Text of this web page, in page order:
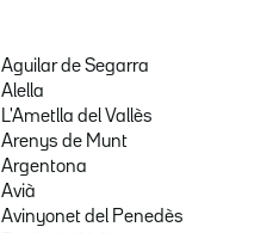
Aguilar de Segarra
Alella
L'Ametlla del Vallès
Arenys de Munt
Argentona
Avià
Avinyonet del Penedès